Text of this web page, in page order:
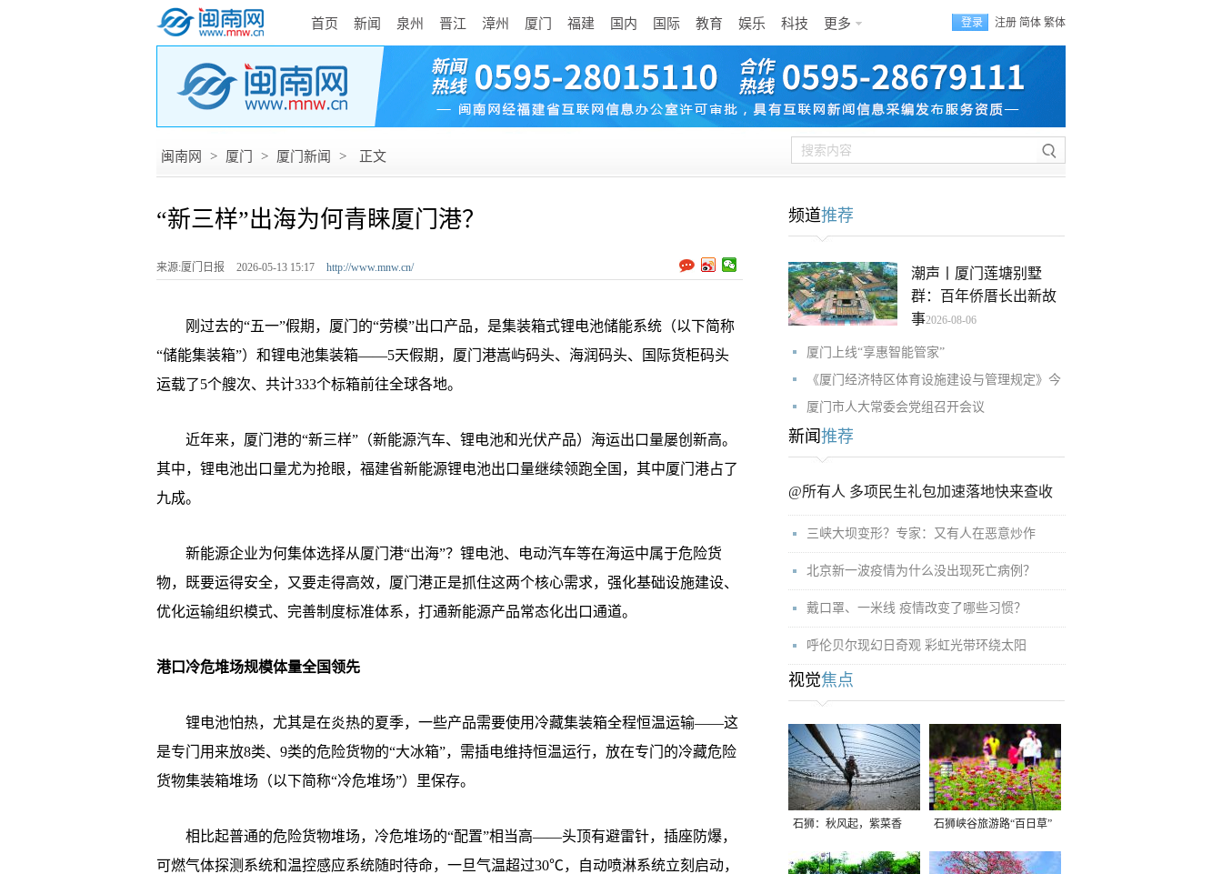
首页 新闻 泉州 晋江 漳州 厦门 福建 国内 国际 教育 娱乐 科技 更多 登录 注册 简体 繁体
闽南网 > 厦门 > 厦门新闻 > 正文
“新三样”出海为何青睐厦门港？
来源:厦门日报 2026-05-13 15:17 http://www.mnw.cn/
刚过去的“五一”假期，厦门的“劳模”出口产品，是集装箱式锂电池储能系统（以下简称
“储能集装箱”）和锂电池集装箱——5天假期，厦门港嵩屿码头、海润码头、国际货柜码头
运载了5个艘次、共计333个标箱前往全球各地。
近年来，厦门港的“新三样”（新能源汽车、锂电池和光伏产品）海运出口量屡创新高。
其中，锂电池出口量尤为抢眼，福建省新能源锂电池出口量继续领跑全国，其中厦门港占了
九成。
新能源企业为何集体选择从厦门港“出海”？锂电池、电动汽车等在海运中属于危险货
物，既要运得安全，又要走得高效，厦门港正是抓住这两个核心需求，强化基础设施建设、
优化运输组织模式、完善制度标准体系，打通新能源产品常态化出口通道。
港口冷危堆场规模体量全国领先
锂电池怕热，尤其是在炎热的夏季，一些产品需要使用冷藏集装箱全程恒温运输——这
是专门用来放8类、9类的危险货物的“大冰箱”，需插电维持恒温运行，放在专门的冷藏危险
货物集装箱堆场（以下简称“冷危堆场”）里保存。
相比起普通的危险货物堆场，冷危堆场的“配置”相当高——头顶有避雷针，插座防爆，
可燃气体探测系统和温控感应系统随时待命，一旦气温超过30℃，自动喷淋系统立刻启动，
频道推荐
潮声丨厦门莲塘别墅
群：百年侨厝长出新故
事2026-08-06
厦门上线“享惠智能管家”
《厦门经济特区体育设施建设与管理规定》今
厦门市人大常委会党组召开会议
新闻 推荐
@所有人 多项民生礼包加速落地快来查收
三峡大坝变形？专家：又有人在恶意炒作
北京新一波疫情为什么没出现死亡病例？
戴口罩、一米线 疫情改变了哪些习惯？
呼伦贝尔现幻日奇观 彩虹光带环绕太阳
视觉焦点
石狮：秋风起，紫菜香 石狮峡谷旅游路“百日草”
争相斗艳